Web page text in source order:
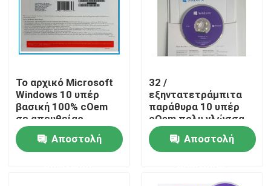
Το αρχικό Microsoft
Windows 10 υπέρ
βασική 100% cOem
σε απευθείας
σύνδεση
ενεργοποίηση
πακέτων
Αποστολή
32 /
εξηντατετράμπιτα
παράθυρα 10 υπέρ
cOem πολυ γλώσσα
υποστήριξης
ενεργοποίησης
πακέτων σε
Αποστολή